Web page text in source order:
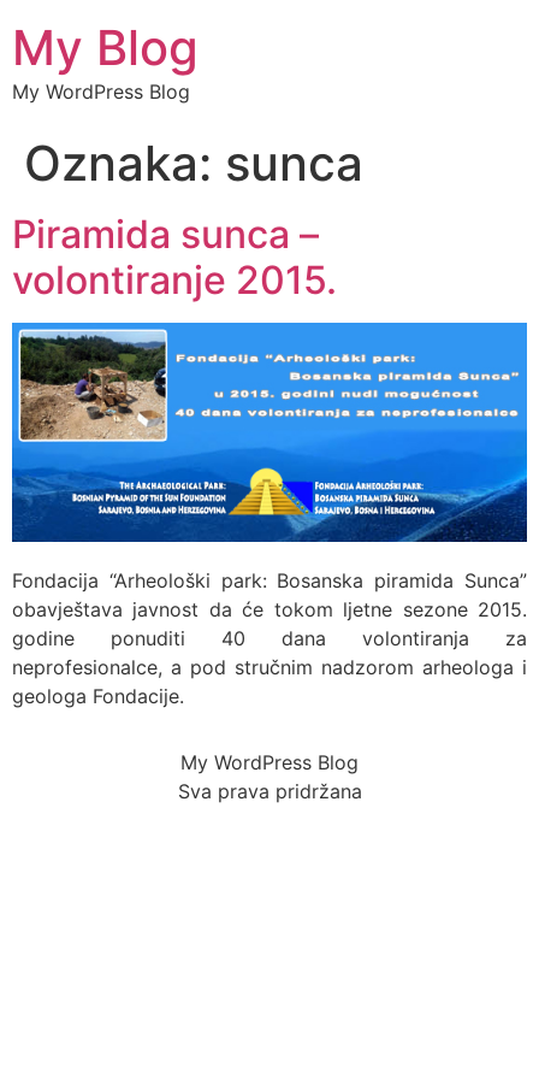
My Blog
My WordPress Blog
Oznaka: sunca
Piramida sunca –
volontiranje 2015.
Fondacija “Arheološki park: Bosanska piramida Sunca”
obavještava javnost da će tokom ljetne sezone 2015.
godine ponuditi 40 dana volontiranja za
neprofesionalce, a pod stručnim nadzorom arheologa i
geologa Fondacije.
My WordPress Blog
Sva prava pridržana